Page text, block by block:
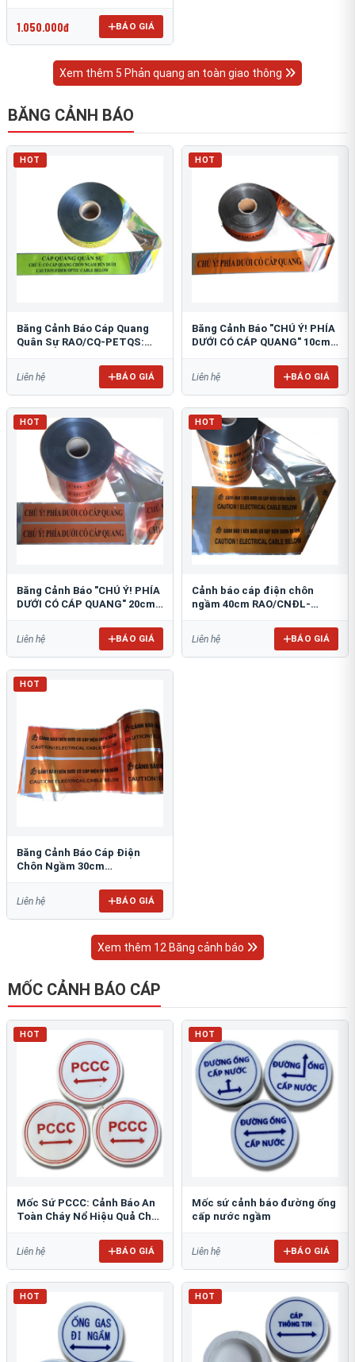
1.050.000đ BÁO GIÁ
Xem thêm 5 Phản quang an toàn giao thông
BĂNG CẢNH BÁO
HOT
Băng Cảnh Báo Cáp Quang
Quân Sự RAO/CQ-PETQS:
Liên hệ BÁO GIÁ
HOT
Băng Cảnh Báo "CHÚ Ý! PHÍA
DƯỚI CÓ CÁP QUANG" 10cm:
Liên hệ BÁO GIÁ
HOT
Băng Cảnh Báo "CHÚ Ý! PHÍA
DƯỚI CÓ CÁP QUANG" 20cm
Liên hệ BÁO GIÁ
HOT
Cảnh báo cáp điện chôn
ngầm 40cm RAO/CNĐL-
Liên hệ BÁO GIÁ
HOT
Băng Cảnh Báo Cáp Điện
Chôn Ngầm 30cm
Liên hệ BÁO GIÁ
Xem thêm 12 Băng cảnh báo
MỐC CẢNH BÁO CÁP
HOT
Mốc Sứ PCCC: Cảnh Báo An
Toàn Cháy Nổ Hiệu Quả Cho
Liên hệ BÁO GIÁ
HOT
Mốc sứ cảnh báo đường ống
cấp nước ngầm
Liên hệ BÁO GIÁ
HOT HOT